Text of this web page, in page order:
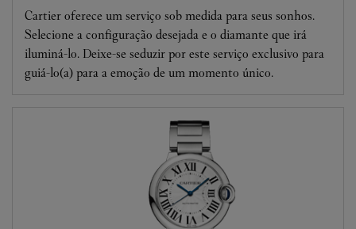
Cartier oferece um serviço sob medida para seus sonhos.
Selecione a configuração desejada e o diamante que irá
iluminá-lo. Deixe-se seduzir por este serviço exclusivo para
guiá-lo(a) para a emoção de um momento único.